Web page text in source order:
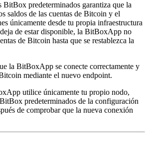
predeterminados garantiza que la
saldos de las cuentas de Bitcoin y el
únicamente desde tu propia infraestructura
de estar disponible, la BitBoxApp no
de Bitcoin hasta que se restablezca la
la BitBoxApp se conecte correctamente y
mediante el nuevo endpoint.
utilice únicamente tu propio nodo,
predeterminados de la configuración
de comprobar que la nueva conexión